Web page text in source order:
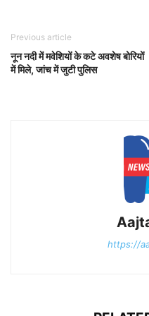
Previous article
नून नदी में मवेशियों के कटे अवशेष बोरियों
में मिले, जांच में जुटी पुलिस
https://